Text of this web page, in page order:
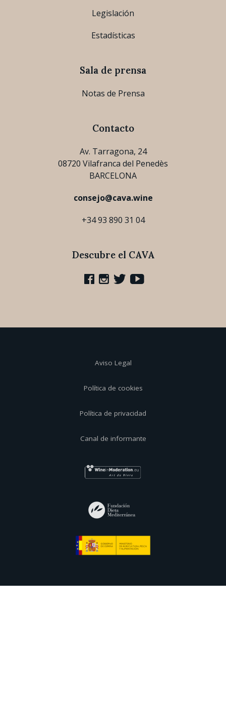
Legislación
Estadísticas
Sala de prensa
Notas de Prensa
Contacto
Av. Tarragona, 24
08720 Vilafranca del Penedès
BARCELONA
consejo@cava.wine
+34 93 890 31 04
Descubre el CAVA
Aviso Legal
Política de cookies
Política de privacidad
Canal de informante